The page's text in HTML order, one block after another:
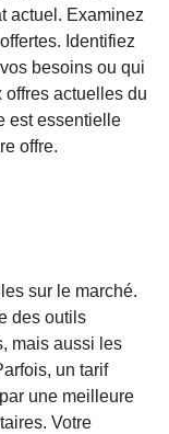
actuel. Examinez
Identifiez
besoins ou qui
offres actuelles du
est essentielle
offre.
sur le marché.
des outils
mais aussi les
un tarif
une meilleure
Votre